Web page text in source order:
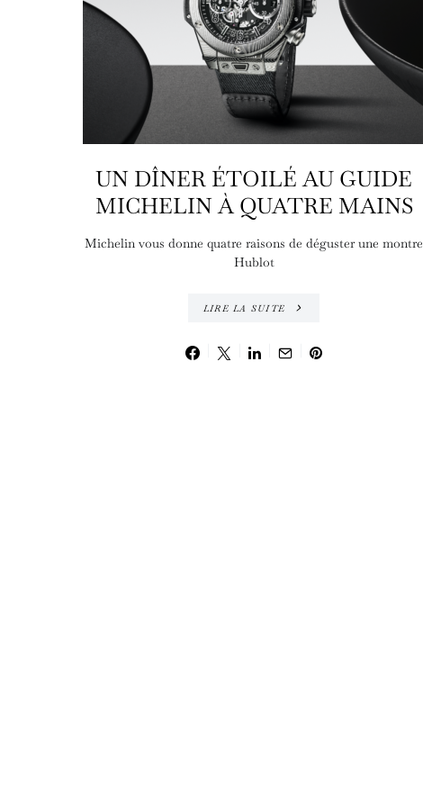
UN DÎNER ÉTOILÉ AU GUIDE
MICHELIN À QUATRE MAINS
Michelin vous donne quatre raisons de déguster une montre
Hublot
LIRE LA SUITE